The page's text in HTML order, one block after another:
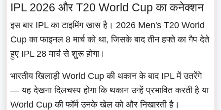
IPL 2026 और T20 World Cup का कनेक्शन
इस बार IPL का टाइमिंग खास है। 2026 Men's T20 World
Cup का फाइनल 8 मार्च को था, जिसके बाद तीन हफ्ते का गैप देते
हुए IPL 28 मार्च से शुरू होगा।
भारतीय खिलाड़ी World Cup की थकान के बाद IPL में उतरेंगे
— यह देखना दिलचस्प होगा कि थकान उन्हें प्रभावित करती है या
World Cup की फॉर्म उनके खेल को और निखारती है।